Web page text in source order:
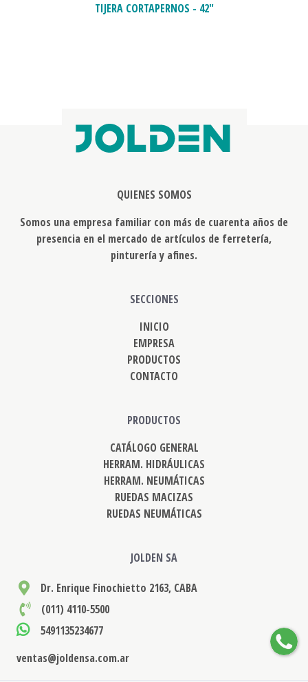
TIJERA CORTAPERNOS - 42"
QUIENES SOMOS
Somos una empresa familiar con más de cuarenta años de
presencia en el mercado de artículos de ferretería,
pinturería y afines.
SECCIONES
INICIO
EMPRESA
PRODUCTOS
CONTACTO
PRODUCTOS
CATÁLOGO GENERAL
HERRAM. HIDRÁULICAS
HERRAM. NEUMÁTICAS
RUEDAS MACIZAS
RUEDAS NEUMÁTICAS
JOLDEN SA
Dr. Enrique Finochietto 2163, CABA
(011) 4110-5500
5491135234677
ventas@joldensa.com.ar